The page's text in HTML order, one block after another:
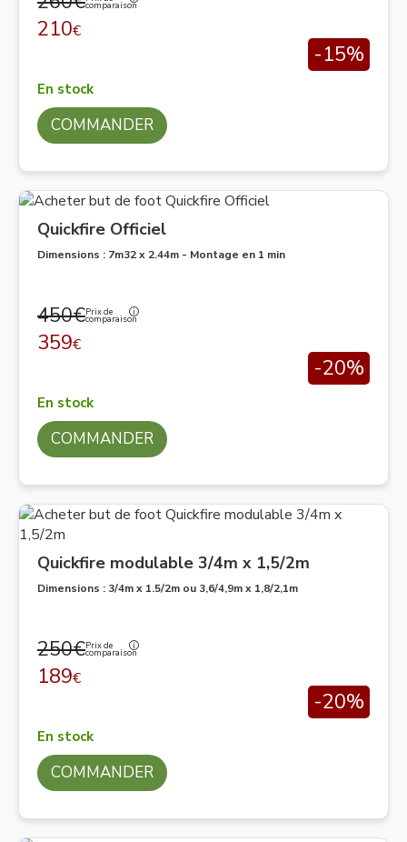
comparaison
210€
-15%
En stock
COMMANDER
Quickfire Officiel
Dimensions : 7m32 x 2.44m - Montage en 1 min
450€Prix de
comparaison
359€
-20%
En stock
COMMANDER
Quickfire modulable 3/4m x 1,5/2m
Dimensions : 3/4m x 1.5/2m ou 3,6/4,9m x 1,8/2,1m
250€Prix de
comparaison
189€
-20%
En stock
COMMANDER